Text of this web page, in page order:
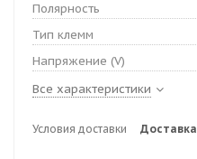
Полярность
Тип клемм
Напряжение (V)
Все характеристики
Условия доставки Доставка